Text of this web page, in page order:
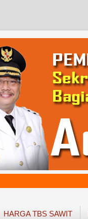
HARGA TBS SAWIT